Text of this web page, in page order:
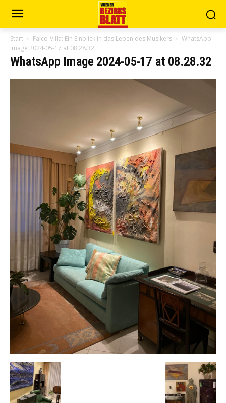
Start Falco-Villa: Ein Einblick in das Leben des Musikers
WhatsApp
Image 2024-05-17 at 08.28.32
WhatsApp Image 2024-05-17 at 08.28.32